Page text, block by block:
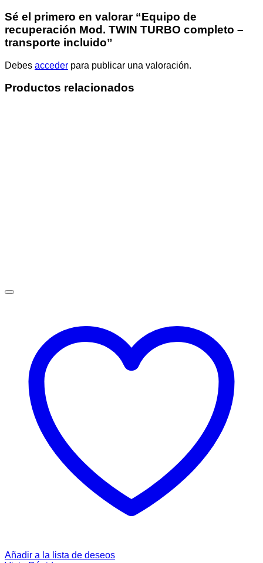
Sé el primero en valorar “Equipo de
recuperación Mod. TWIN TURBO completo –
transporte incluido”
Debes acceder para publicar una valoración.
Productos relacionados
Añadir a la lista de deseos